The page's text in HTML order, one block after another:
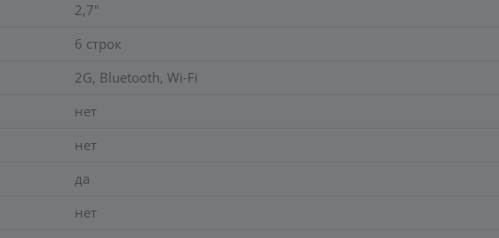
2,7"
6 строк
2G, Bluetooth, Wi-Fi
нет
нет
да
нет